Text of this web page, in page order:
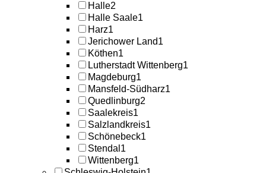
Halle2
Halle Saale1
Harz1
Jerichower Land1
Köthen1
Lutherstadt Wittenberg1
Magdeburg1
Mansfeld-Südharz1
Quedlinburg2
Saalekreis1
Salzlandkreis1
Schönebeck1
Stendal 1
Wittenberg1